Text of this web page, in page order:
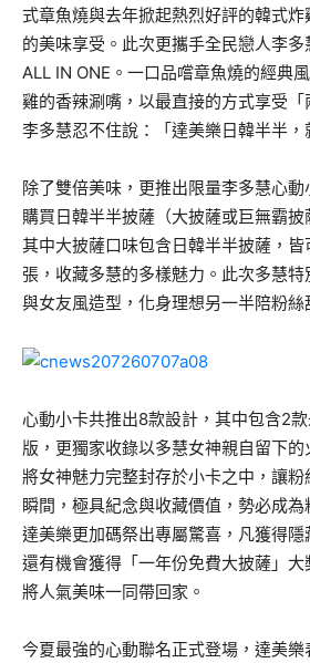
式章魚燒與去年掀起熱烈好評的韓式
的美味享受。此次更攜手全民戀人李
ALL IN ONE。一口品嚐章魚燒的經典
雞的香辣涮嘴，以最直接的方式享受
李多慧忍不住說：「達美樂日韓半半，
除了雙倍美味，更推出限量李多慧心
購買日韓半半披薩（大披薩或巨無霸
其中大披薩口味包含日韓半半披薩，
張，收藏多慧的多樣魅力。此次多慧
與女友風造型，化身理想另一半陪粉絲
心動小卡共推出8款設計，其中包含2
版，更獨家收錄以多慧女神親自留下的
將女神魅力完整封存於小卡之中，讓
瞬間，極具紀念與收藏價值，勢必成為
達美樂更加碼祭出專屬驚喜，凡獲得隱
還有機會獲得「一年份免費大披薩」大
將人氣美味一同帶回家。
今夏最強的心動聯名正式登場，達美